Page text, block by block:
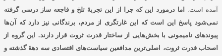
آمده است.
اما درمورد این که چرا از این تجربۀ تلخ و فاجعه ساز درسی گرفته
نمی‌شود پاسخ این است که این غارتگری از مردم، برندگانی نیز دارد که آن‌ها
پیوند‌های نامیمونی با بخش‌هایی از ساختار قدرت‌ ثروت قرار دارند. این گروه از
اصحاب قدرت‌ ثروت، اصلی‌ترین مدافعین سیاست‌های اقتصادی سه دهۀ گذشته و